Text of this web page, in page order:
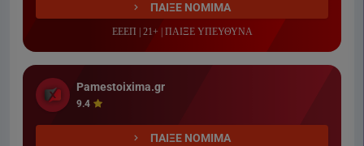
ΠΑΙΞΕ ΝΟΜΙΜΑ
ΕΕΕΠ | 21+ | ΠΑΙΞΕ ΥΠΕΥΘΥΝΑ
Pamestoixima.gr
9.4
ΠΑΙΞΕ ΝΟΜΙΜΑ